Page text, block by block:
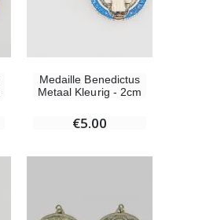
Medaille Benedictus
Metaal Kleurig - 2cm
€5.00